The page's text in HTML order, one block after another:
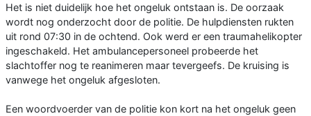
Het is niet duidelijk hoe het ongeluk ontstaan is. De oorzaak
wordt nog onderzocht door de politie. De hulpdiensten rukten
uit rond 07:30 in de ochtend. Ook werd er een traumahelikopter
ingeschakeld. Het ambulancepersoneel probeerde het
slachtoffer nog te reanimeren maar tevergeefs. De kruising is
vanwege het ongeluk afgesloten.
Een woordvoerder van de politie kon kort na het ongeluk geen